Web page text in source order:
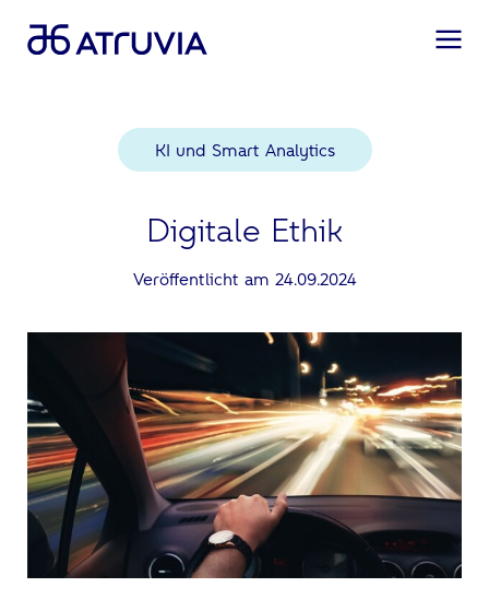
KI und Smart Analytics
Digitale Ethik
Veröffentlicht am 24.09.2024